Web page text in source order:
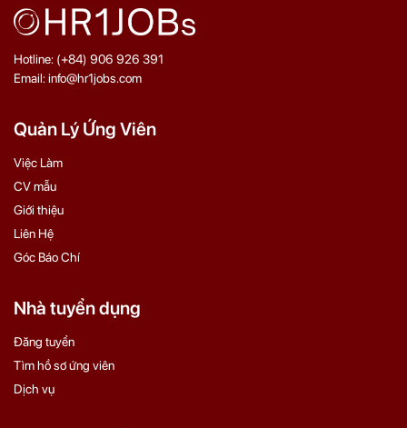
Hotline: (+84) 906 926 391
Email: info@hr1jobs.com
Quản Lý Ứng Viên
Việc Làm
CV mẫu
Giới thiệu
Liên Hệ
Góc Báo Chí
Nhà tuyển dụng
Đăng tuyển
Tìm hồ sơ ứng viên
Dịch vụ